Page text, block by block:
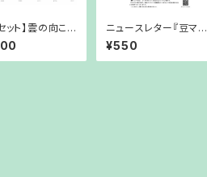
ット】雲の向こう
青空 Vol.1〜V
ニュースレター『豆マメ
通信』2026年7月号
¥550